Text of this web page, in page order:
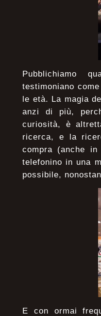
Pubblichiamo
testimoniano
le età. La magia
anzi di più,
curiosità, è
ricerca, e la
compra (anche
telefonino in una
possibile,
E con ormai